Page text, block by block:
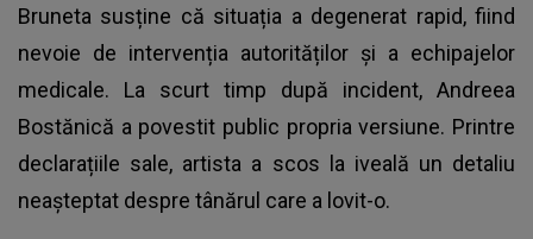
Bruneta susține că situația a degenerat rapid, fiind
nevoie de intervenția autorităților și a echipajelor
medicale. La scurt timp după incident, Andreea
Bostănică a povestit public propria versiune. Printre
declarațiile sale, artista a scos la iveală un detaliu
neașteptat despre tânărul care a lovit-o.